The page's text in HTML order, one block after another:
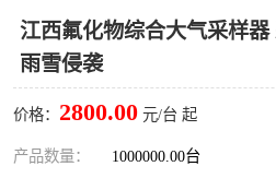
江西氟化物综合大气采样
雨雪侵袭
价格： 2800.00 元/台 起
产品数量： 1000000.00台
新宇宙仪器
烟尘净化器